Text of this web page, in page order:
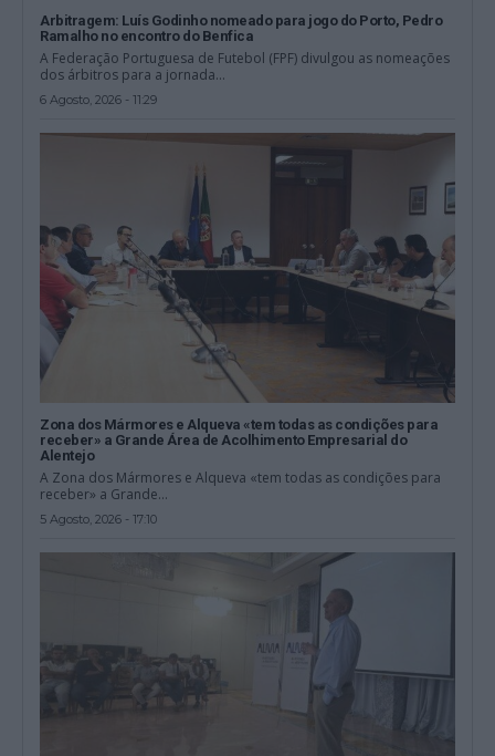
Arbitragem: Luís Godinho nomeado para jogo do Porto, Pedro
Ramalho no encontro do Benfica
A Federação Portuguesa de Futebol (FPF) divulgou as nomeações
dos árbitros para a jornada...
6 Agosto, 2026 - 11:29
Zona dos Mármores e Alqueva «tem todas as condições para
receber» a Grande Área de Acolhimento Empresarial do
Alentejo
A Zona dos Mármores e Alqueva «tem todas as condições para
receber» a Grande...
5 Agosto, 2026 - 17:10